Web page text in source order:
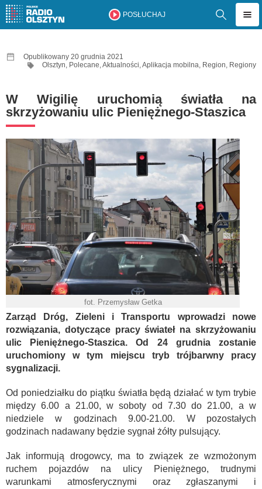
POSŁUCHAJ
Opublikowany 20 grudnia 2021
Olsztyn, Polecane,Aktualności,Aplikacja mobilna, Region, Regiony
W Wigilię uruchomią światła na
skrzyżowaniu ulic Pieniężnego-Staszica
fot. Przemysław Getka
Zarząd Dróg, Zieleni i Transportu wprowadzi nowe
rozwiązania, dotyczące pracy świateł na skrzyżowaniu
ulic Pieniężnego-Staszica. Od 24 grudnia zostanie
uruchomiony w tym miejscu tryb trójbarwny pracy
sygnalizacji.
Od poniedziałku do piątku światła będą działać w tym trybie
między 6.00 a 21.00, w soboty od 7.30 do 21.00, a w
niedziele w godzinach 9.00-21.00. W pozostałych
godzinach nadawany będzie sygnał żółty pulsujący.
Jak informują drogowcy, ma to związek ze wzmożonym
ruchem pojazdów na ulicy Pieniężnego, trudnymi
warunkami atmosferycznymi oraz zgłaszanymi i